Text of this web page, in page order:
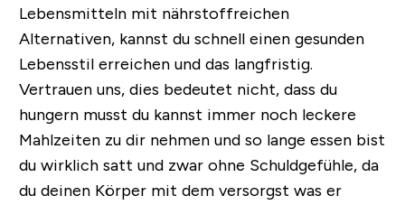
Lebensmitteln mit nährstoffreichen
Alternativen, kannst du schnell einen gesunden
Lebensstil erreichen und das langfristig.
Vertrauen uns, dies bedeutet nicht, dass du
hungern musst du kannst immer noch leckere
Mahlzeiten zu dir nehmen und so lange essen bist
du wirklich satt und zwar ohne Schuldgefühle, da
du deinen Körper mit dem versorgst was er